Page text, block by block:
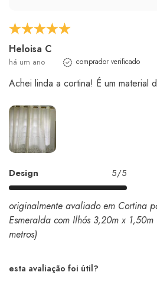
Heloisa C
há um ano comprador verificado
Achei linda a cortina! É um material
Design 5/5
originalmente avaliado em Cortina
Esmeralda com Ilhós 3,20m x
metros)
esta avaliação foi útil?